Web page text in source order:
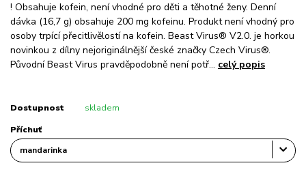
! Obsahuje kofein, není vhodné pro děti a těhotné ženy. Denní
dávka (16,7 g) obsahuje 200 mg kofeinu. Produkt není vhodný pro
osoby trpící přecitlivělostí na kofein. Beast Virus® V2.0. je horkou
novinkou z dílny nejoriginálnější české značky Czech Virus®.
Původní Beast Virus pravděpodobně není potř... celý popis
Dostupnost skladem
Příchuť